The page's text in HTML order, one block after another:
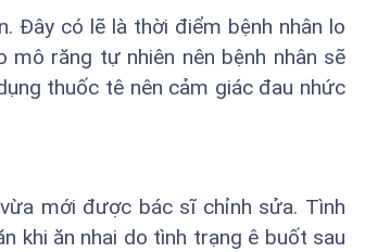
Đây có lẽ là thời điểm bệnh nhân lo
răng tự nhiên nên bệnh nhân sẽ
thuốc tê nên cảm giác đau nhức
mới được bác sĩ chỉnh sửa. Tình
khi ăn nhai do tình trạng ê buốt sau